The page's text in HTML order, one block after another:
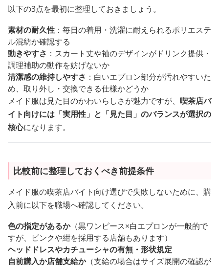
以下の3点を最初に整理しておきましょう。
素材の耐久性 ：毎日の着用・洗濯に耐えられるポリエステ
ル混紡か確認する
動きやすさ ：スカート丈や袖のデザインがドリンク提供・
調理補助の動作を妨げないか
清潔感の維持しやすさ ：白いエプロン部分が汚れやすいた
め、取り外し・交換できる仕様かどうか
メイド服は見た目のかわいらしさが魅力ですが、 喫茶店バ
イト向けには「実用性」と「見た目」のバランスが選択の
核心になります。
比較前に整理しておくべき前提条件
メイド服の喫茶店バイト向け選びで失敗しないために、購
入前に以下を職場へ確認してください。
色の指定があるか（黒ワンピース×白エプロンが一般的で
すが、ピンクや紺を採用する店舗もあります）
ヘッドドレスやカチューシャの有無・形状規定
自前購入か店舗支給か（支給の場合はサイズ展開の確認が